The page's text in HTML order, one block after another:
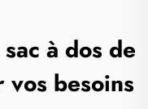
à dos de
besoins